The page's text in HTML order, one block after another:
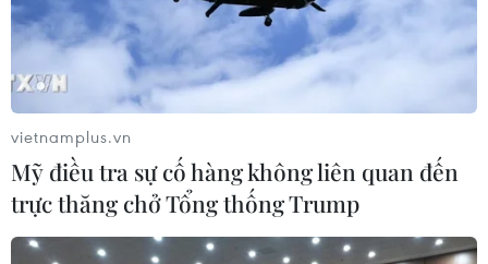
Hà Nội: Gần 1.900 cơ hội việc làm tại
Phiên Giao dịch Tháng Thanh niên 2026
26/03/2026 09:13
vietnamplus.vn
Mỹ điều tra sự cố hàng không liên quan đến
trực thăng chở Tổng thống Trump